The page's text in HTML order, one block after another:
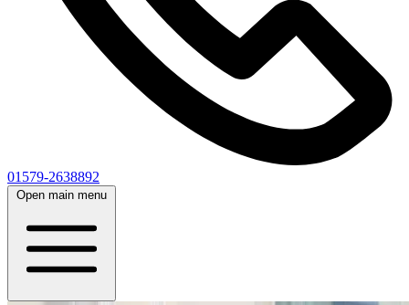
01579-2638892
Open main menu